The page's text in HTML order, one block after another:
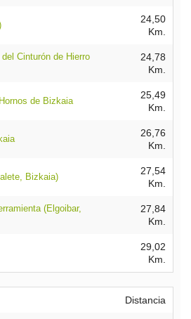
24,50
Km.
Cinturón de Hierro
24,78
Km.
de Bizkaia
25,49
Km.
26,76
Km.
Bizkaia)
27,54
Km.
(Elgoibar,
27,84
Km.
29,02
Km.
Distancia